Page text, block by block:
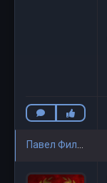
Павел Филиппов